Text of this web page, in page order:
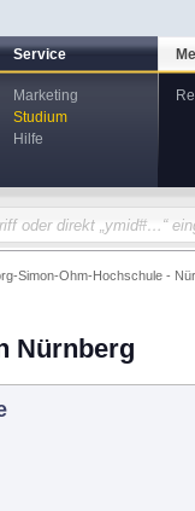
Service
Marketing
Studium
Hilfe
Simon-Ohm-Hochschule -
Nürnberg